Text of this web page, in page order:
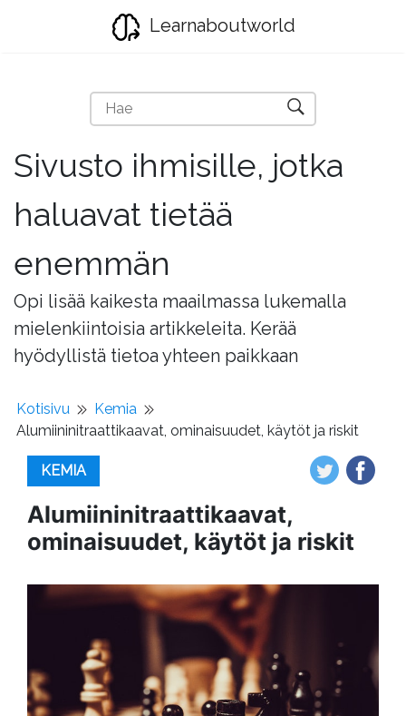
Learnaboutworld
Sivusto ihmisille, jotka
haluavat tietää
enemmän
Opi lisää kaikesta maailmassa lukemalla
mielenkiintoisia artikkeleita. Kerää
hyödyllistä tietoa yhteen paikkaan
Kotisivu
Kemia
Alumiininitraattikaavat, ominaisuudet, käytöt ja riskit
KEMIA
Alumiininitraattikaavat,
ominaisuudet, käytöt ja riskit